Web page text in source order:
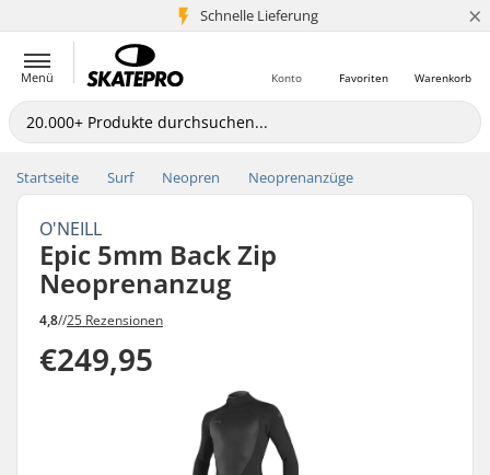
Schnelle Lieferung
5+ Mio. Kunden ×
Menü Warenkorb
Favoriten
Konto
Startseite Surf Neopren Neoprenanzüge
O'NEILL
Epic 5mm Back Zip
Neoprenanzug
4,8//25 Rezensionen
€249,95